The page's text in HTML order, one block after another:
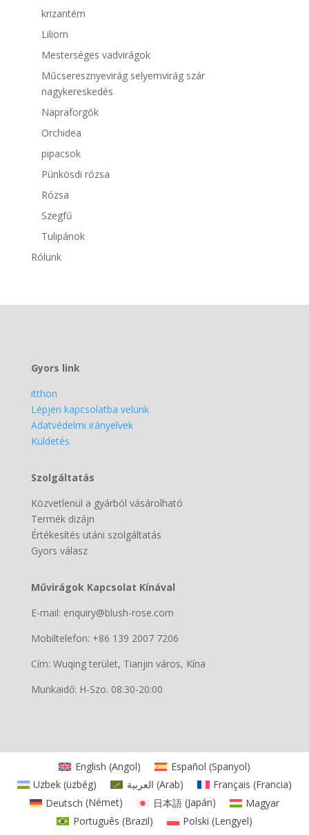
krizantém
Liliom
Mesterséges vadvirágok
Műcseresznyevirág selyemvirág szár
nagykereskedés
Napraforgók
Orchidea
pipacsok
Pünkösdi rózsa
Rózsa
Szegfű
Tulipánok
Rólunk
Gyors link
itthon
Lépjen kapcsolatba velünk
Adatvédelmi irányelvek
Küldetés
Szolgáltatás
Közvetlenül a gyárból vásárolható
Termék dizájn
Értékesítés utáni szolgáltatás
Gyors válasz
Művirágok Kapcsolat Kínával
E-mail: enquiry@blush-rose.com
Mobiltelefon: +86 139 2007 7206
Cím: Wuqing terület, Tianjin város, Kína
Munkaidő: H-Szo. 08:30-20:00
English (Angol) Español (Spanyol)
Uzbek (üzbég) العربية (Arab) Français (Francia)
Deutsch (Német) 日本語(Japán)
Magyar
Português (Brazil) Polski (Lengyel)